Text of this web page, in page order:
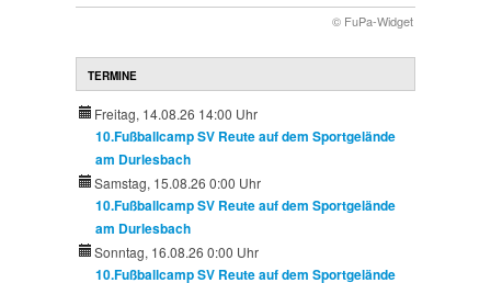
© FuPa-Widget
TERMINE
Freitag, 14.08.26 14:00 Uhr
10.Fußballcamp SV Reute auf dem Sportgelände
am Durlesbach
Samstag, 15.08.26 0:00 Uhr
10.Fußballcamp SV Reute auf dem Sportgelände
am Durlesbach
Sonntag, 16.08.26 0:00 Uhr
10.Fußballcamp SV Reute auf dem Sportgelände